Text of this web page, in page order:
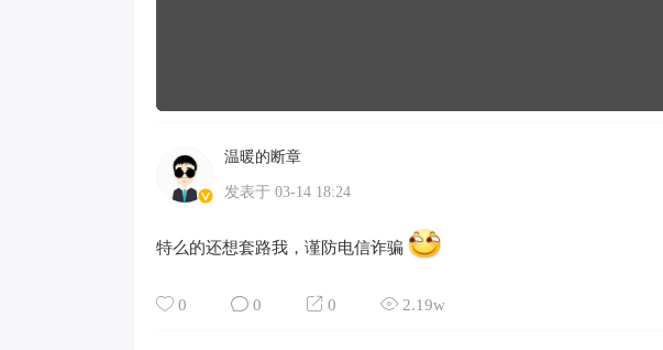
温暖的断章
发表于 03-14 18:24
特么的还想套路我，谨防电信诈骗
0 0 0 2.19w